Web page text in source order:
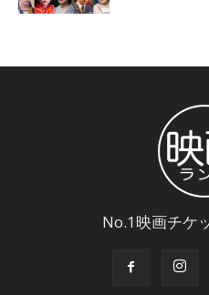
No.1映画チケ